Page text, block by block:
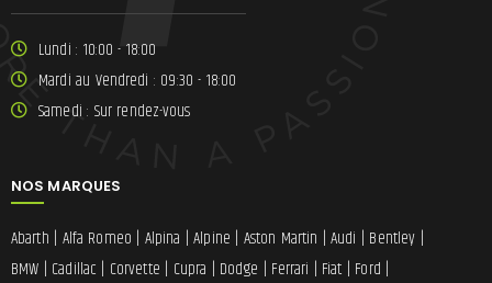
Lundi : 10:00 - 18:00
Mardi au Vendredi : 09:30 - 18:00
Samedi : Sur rendez-vous
NOS MARQUES
Abarth | Alfa Romeo | Alpina |Alpine | Aston Martin |Audi | Bentley |
BMW | Cadillac | Corvette | Cupra | Dodge | Ferrari | Fiat | Ford |